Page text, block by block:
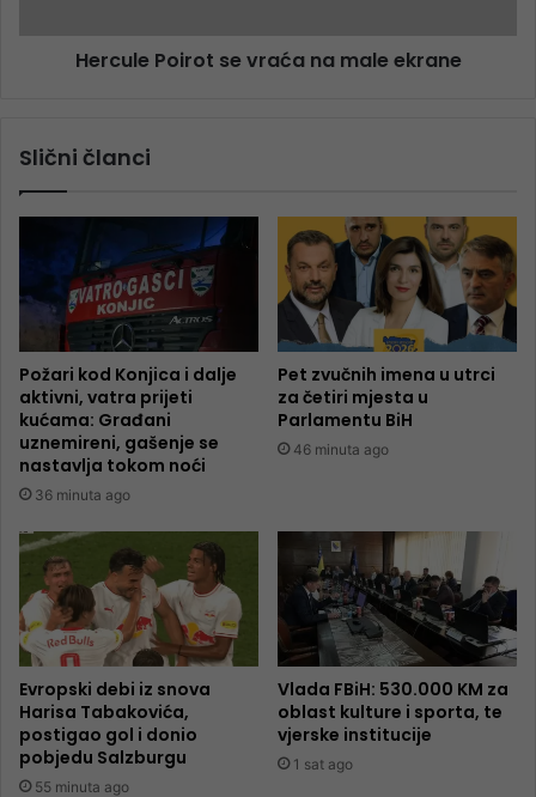
Hercule Poirot se vraća na male ekrane
Slični članci
Požari kod Konjica i dalje
aktivni, vatra prijeti
kućama: Građani
uznemireni, gašenje se
nastavlja tokom noći
36 minuta ago
Pet zvučnih imena u utrci
za četiri mjesta u
Parlamentu BiH
46 minuta ago
Evropski debi iz snova
Harisa Tabakovića,
postigao gol i donio
pobjedu Salzburgu
55 minuta ago
Vlada FBiH: 530.000 KM za
oblast kulture i sporta, te
vjerske institucije
1 sat ago